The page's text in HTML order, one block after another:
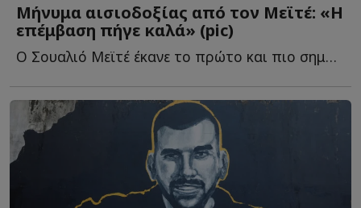
Μήνυμα αισιοδοξίας από τον Μεϊτέ: «Η
επέμβαση πήγε καλά» (pic)
Ο Σουαλιό Μεϊτέ έκανε το πρώτο και πιο σημαντικό βήμα σ...